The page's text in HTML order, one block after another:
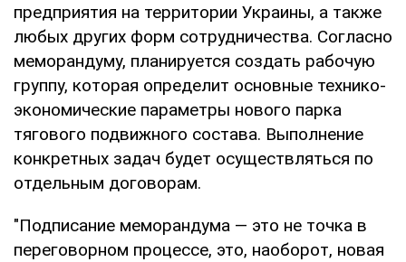
предприятия на территории Украины, а также
любых других форм сотрудничества. Согласно
меморандуму, планируется создать рабочую
группу, которая определит основные технико-
экономические параметры нового парка
тягового подвижного состава. Выполнение
конкретных задач будет осуществляться по
отдельным договорам.
"Подписание меморандума — это не точка в
переговорном процессе, это, наоборот, новая